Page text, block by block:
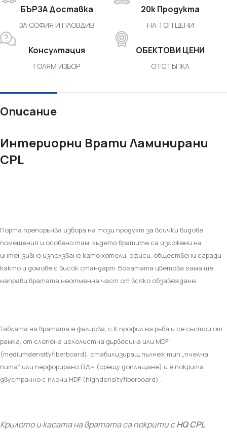
БЪРЗА Доставка
ЗА СОФИЯ И ПЛОВДИВ
20k Продукта
НА ТОП ЦЕНИ
Консултация
ГОЛЯМ ИЗБОР
ОБЕКТОВИ ЦЕНИ
ОТСТЪПКА
Описание
Интериорни Врати Ламинирани
CPL
Порта препоръчва избора на този продукт за всички видове
помещения и особено там, където вратите са изложени на
интензивно използване като хотели, офиси, обществени сгради
както и домове с висок стандарт. Богатата цветова гама ще
направи вратата неотменна част от всяко обзавеждане.
Таблата на вратата e фалцова, с К профил на ръба и се състои от
рамка, от слепена иглолистна дървесина или MDF
(mediumdensityfiberboard), стабилизиращ пълнеж тип „пчелна
пита” или перфорирано ПДЧ (срещу доплащане) и е покрита
двустранно с плочи HDF (highdensityfiberboard) .
Крилото и касата на вратата са покрити сHQ CPL.